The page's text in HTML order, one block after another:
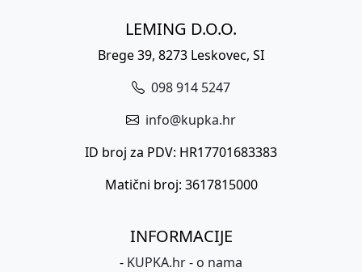
LEMING D.O.O.
Brege 39, 8273 Leskovec, SI
098 914 5247
info@kupka.hr
ID broj za PDV: HR17701683383
Matični broj: 3617815000
INFORMACIJE
- KUPKA.hr - o nama